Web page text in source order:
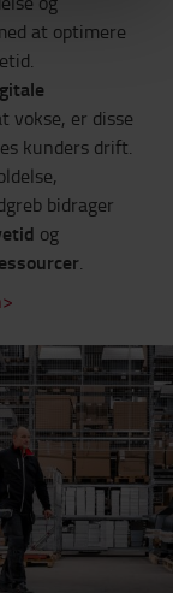
at optimere
er disse
kunders drift.
bidrager
og
.